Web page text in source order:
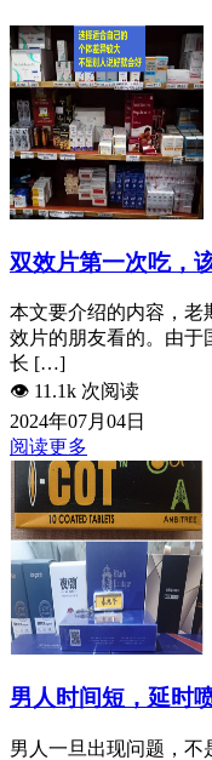
双效片第一次吃，
本文要介绍的内容，老
效片的朋友看的。由于
长 […]
👁️ 11.1k 次阅读
2024年07月04日
阅读更多
男人时间短，延时
男人一旦出现问题，不